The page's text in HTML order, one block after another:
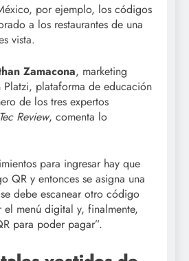
por ejemplo, los códigos
a los restaurantes de una
vista.
Zamacona, marketing
plataforma de educación
de los tres expertos
Tec Review, comenta lo
para ingresar hay que
QR y entonces se asigna una
debe escanear otro código
el menú digital y, finalmente,
para poder pagar”.